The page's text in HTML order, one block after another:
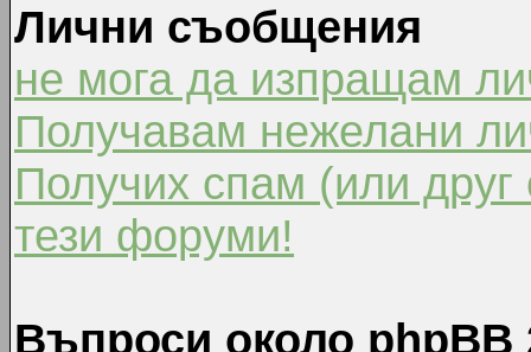
Лични съобщения
не мога да изпращам
Получавам нежелани
Получих спам (или
тези форуми!
Въпроси около phpBB